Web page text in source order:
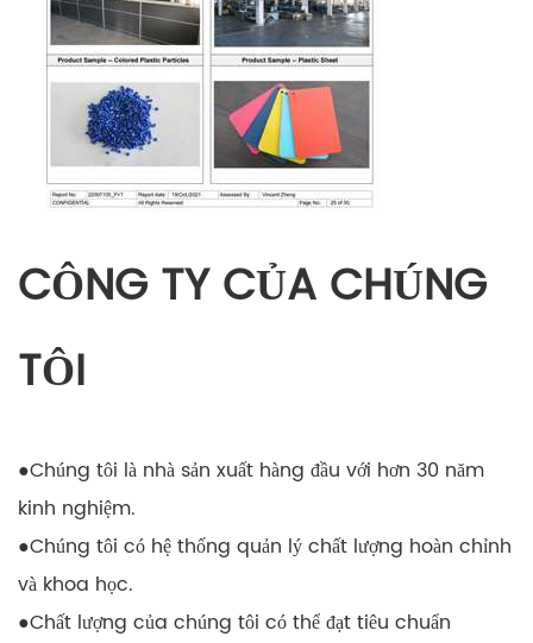
CÔNG TY CỦA CHÚNG
TÔI
●Chúng tôi là nhà sản xuất hàng đầu với hơn 30 năm
kinh nghiệm.
●Chúng tôi có hệ thống quản lý chất lượng hoàn chỉnh
và khoa học.
●Chất lượng của chúng tôi có thể đạt tiêu chuẩn